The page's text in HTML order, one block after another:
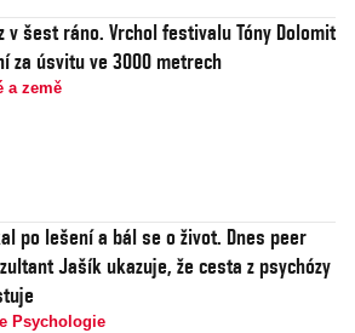
v šest ráno. Vrchol festivalu Tóny Dolomit
za úsvitu ve 3000 metrech
a země
po lešení a bál se o život. Dnes peer
Jašík ukazuje, že cesta z psychózy
Psychologie